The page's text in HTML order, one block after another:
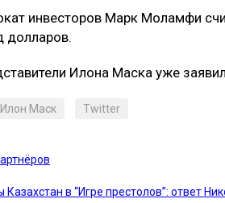
инвесторов Марк Моламфи
долларов.
Илона Маска уже
Илон Маск Twitter